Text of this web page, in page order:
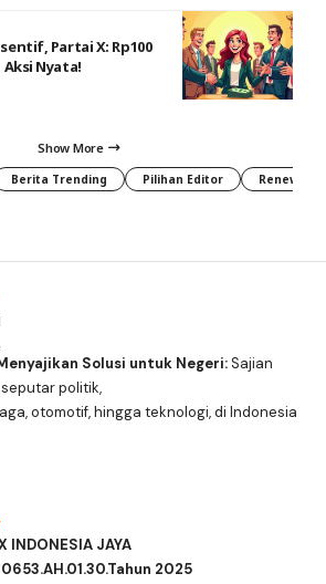
Partai X: Rp100
Nyata!
Show More
Berita Trending Pilihan Editor
Solusi untuk Negeri:Sajian
politik,
otomotif, hingga teknologi, di Indonesia
INDONESIA JAYA
2025